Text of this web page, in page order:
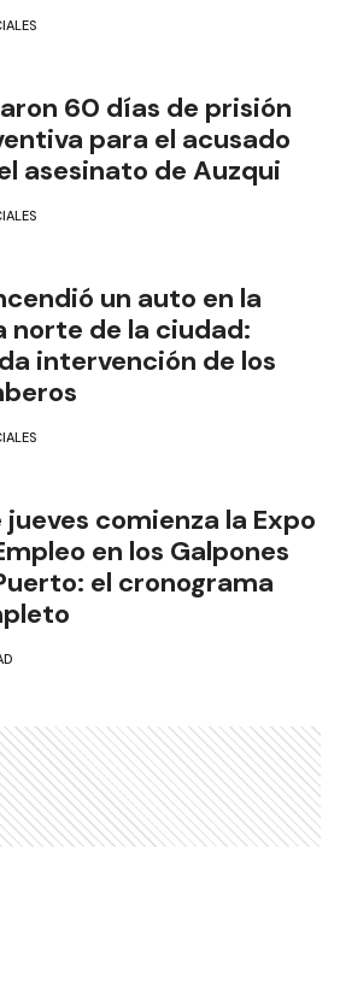
60 días de prisión
para el acusado
asesinato de Auzqui
un auto en la
norte de la ciudad:
intervención de los
jueves comienza la Expo
en los Galpones
el cronograma